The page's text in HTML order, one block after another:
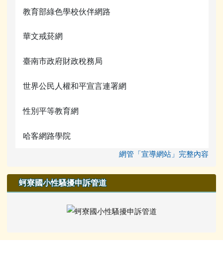
教育部綠色學校伙伴網路
華文戒菸網
臺南市政府財政稅務局
世界公民人權和平宣言連署網
性別平等教育網
哈客網路學院
網管「宣導網站」完整內容
蚵寮國小性騷擾申訴管道